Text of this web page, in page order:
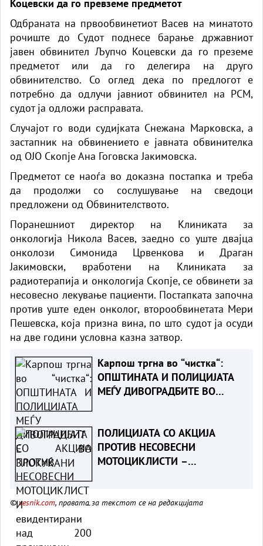
Коцевски да го превземе предметот
Одбраната на првообвинетиот Васев на минатото
рочиште до Судот поднесе барање државниот
јавен обвинител Љупчо Коцевски да го преземе
предметот или да го делегира на друго
обвинителство. Со оглед дека по предлогот е
потребно да одлучи јавниот обвинител на РСМ,
судот ја одложи расправата.
Случајот го води судијката Снежана Марковска, а
застапник на обвинението е јавната обвинителка
од ОЈО Скопје Ана Гоговска Јакимовска.
Предметот се наоѓа во доказна постапка и треба
да продолжи со сослушување на сведоци
предложени од Обвинителството.
Поранешниот директор на Клиниката за
онкологија Никола Васев, заедно со уште двајца
онколози Симонида Црвенкова и Драган
Јакимовски, вработени на Клиниката за
радиотерапија и онкологија Скопје, се обвинети за
несовесно лекување пациенти. Постапката започна
против уште еден онколог, второобвинетата Мери
Пешевска, која призна вина, по што судот ја осуди
на две години условна казна затвор.
Карпош тргна во “чистка“:
ОПШТИНАТА И ПОЛИЦИЈАТА
МЕЃУ ДИВОГРАДБИТЕ ВО
ПОЛИЦИЈАТА СО АКЦИЈА
ПРОТИВ НЕСОВЕСНИ
МОТОЦИКЛИСТИ –
лица
©vesnik.com, правата за текстот се на редакцијата